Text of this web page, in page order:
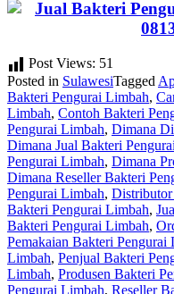
Post Views: 51
Posted in SulawesiTagged
Bakteri Pengurai Limbah,
Limbah, Contoh Bakteri
Pengurai Limbah, Dimana
Dimana Jual Bakteri
Pengurai Limbah, Dimana
Dimana Reseller Bakteri
Pengurai Limbah,
Bakteri Pengurai Limbah,
Bakteri Pengurai Limbah,
Pemakaian Bakteri Pengurai
Limbah, Penjual Bakteri
Limbah, Produsen Bakteri
Pengurai Limbah, Reseller